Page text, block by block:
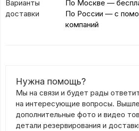
Варианты
доставки
По Москве —
По России — с
компаний
Нужна помощь?
Мы на связи и будет рады
на интересующие вопросы.
дополнительные фото и видео
детали резервирования и